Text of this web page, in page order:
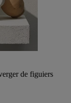
de figuiers